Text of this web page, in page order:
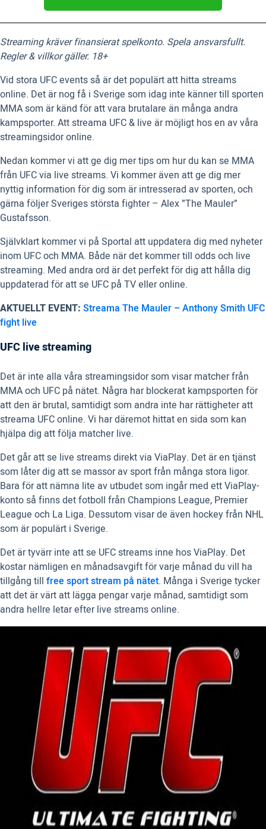
Streaming kräver finansierat spelkonto. Spela ansvarsfullt.
Regler & villkor gäller. 18+
Vid stora UFC events så är det populärt att hitta streams
online. Det är nog få i Sverige som idag inte känner till sporten
MMA som är känd för att vara brutalare än många andra
kampsporter. Att streama UFC & live är möjligt hos en av våra
streamingsidor online.
Nedan kommer vi att ge dig mer tips om hur du kan se MMA
från UFC via live streams. Vi kommer även att ge dig mer
nyttig information för dig som är intresserad av sporten, och
gärna följer Sveriges största fighter – Alex ”The Mauler”
Gustafsson.
Självklart kommer vi på Sportal att uppdatera dig med nyheter
inom UFC och MMA. Både när det kommer till odds och live
streaming. Med andra ord är det perfekt för dig att hålla dig
uppdaterad för att se UFC på TV eller online.
AKTUELLT EVENT: Streama The Mauler – Anthony Smith UFC
fight live
UFC live streaming
Det är inte alla våra streamingsidor som visar matcher från
MMA och UFC på nätet. Några har blockerat kampsporten för
att den är brutal, samtidigt som andra inte har rättigheter att
streama UFC online. Vi har däremot hittat en sida som kan
hjälpa dig att följa matcher live.
Det går att se live streams direkt via ViaPlay. Det är en tjänst
som låter dig att se massor av sport från många stora ligor.
Bara för att nämna lite av utbudet som ingår med ett ViaPlay-
konto så finns det fotboll från Champions League, Premier
League och La Liga. Dessutom visar de även hockey från NHL
som är populärt i Sverige.
Det är tyvärr inte att se UFC streams inne hos ViaPlay. Det
kostar nämligen en månadsavgift för varje månad du vill ha
tillgång till free sport stream på nätet. Många i Sverige tycker
att det är värt att lägga pengar varje månad, samtidigt som
andra hellre letar efter live streams online.